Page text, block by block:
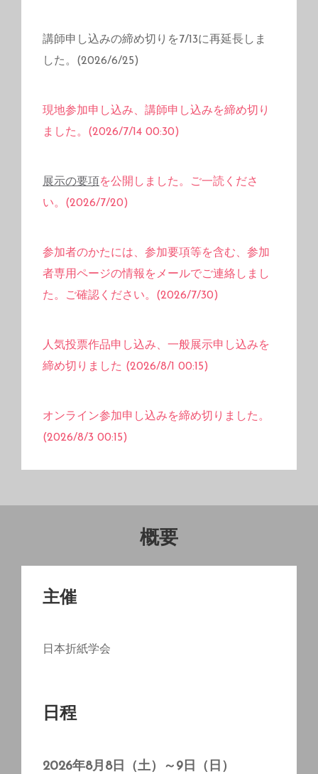
講師申し込みの締め切りを7/13に再延長しま
した。(2026/6/25)
現地参加申し込み、講師申し込みを締め切り
ました。(2026/7/14 00:30)
展示の要項 を公開しました。ご一読くださ
い。(2026/7/20)
参加者のかたには、参加要項等を含む、参加
者専用ページの情報をメールでご連絡しまし
た。ご確認ください。(2026/7/30)
人気投票作品申し込み、一般展示申し込みを
締め切りました (2026/8/1 00:15)
オンライン参加申し込みを締め切りました。
(2026/8/3 00:15)
概要
主催
日本折紙学会
日程
2026年8月8日（土）～9日（日）